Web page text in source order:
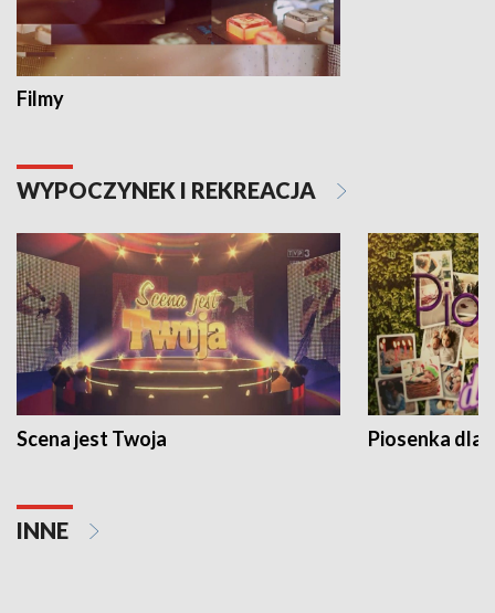
Filmy
WYPOCZYNEK I REKREACJA
Scena jest Twoja Piosenka dla
INNE